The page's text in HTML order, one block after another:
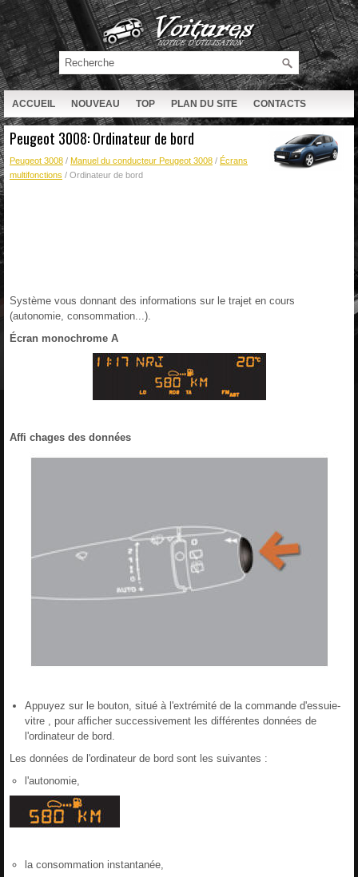
ACCUEIL NOUVEAU TOP PLAN DU SITE CONTACTS
RECHERCHE
Peugeot 3008: Ordinateur de bord
Peugeot 3008 / Manuel du conducteur Peugeot 3008 / Écrans
multifonctions / Ordinateur de bord
Système vous donnant des informations sur le trajet en cours
(autonomie, consommation...).
Écran monochrome A
Affi chages des données
Appuyez sur le bouton, situé à l'extrémité de la commande d'essuie-
vitre , pour afficher successivement les différentes données de
l'ordinateur de bord.
Les données de l'ordinateur de bord sont les suivantes :
l'autonomie,
la consommation instantanée,